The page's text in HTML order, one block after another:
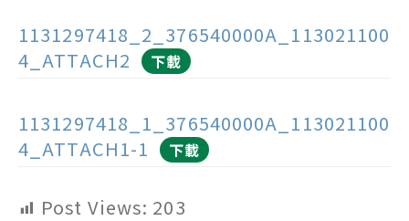
1131297418_2_376540000A_113021100
4_ATTACH2
下載
1131297418_1_376540000A_113021100
4_ATTACH1-1
下載
Post Views: 203